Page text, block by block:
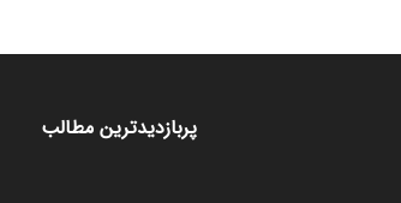
پربازدیدترین مطالب